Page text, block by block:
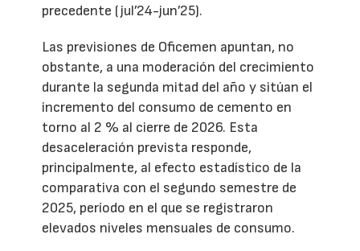
precedente (jul’24-jun’25).
Las previsiones de Oficemen apuntan, no
obstante, a una moderación del crecimiento
durante la segunda mitad del año y sitúan el
incremento del consumo de cemento en
torno al 2 % al cierre de 2026. Esta
desaceleración prevista responde,
principalmente, al efecto estadístico de la
comparativa con el segundo semestre de
2025, período en el que se registraron
elevados niveles mensuales de consumo.